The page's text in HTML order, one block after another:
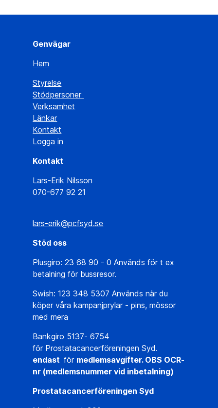
Genvägar
Hem
Styrelse
Stödpersoner
Verksamhet
Länkar
Kontakt
Logga in
Kontakt
Lars-Erik Nilsson
070-677 92 21
lars-erik@pcfsyd.se
Stöd oss
Plusgiro: 23 68 90 - 0 Används för t ex
betalning för bussresor.
Swish: 123 348 5307 Används när du
köper våra kampanjprylar - pins, mössor
med mera
Bankgiro 5137- 6754
för Prostatacancerföreningen Syd.
endastför medlemsavgifter. OBS OCR-
nr (medlemsnummer vid inbetalning)
Prostatacancerföreningen Syd